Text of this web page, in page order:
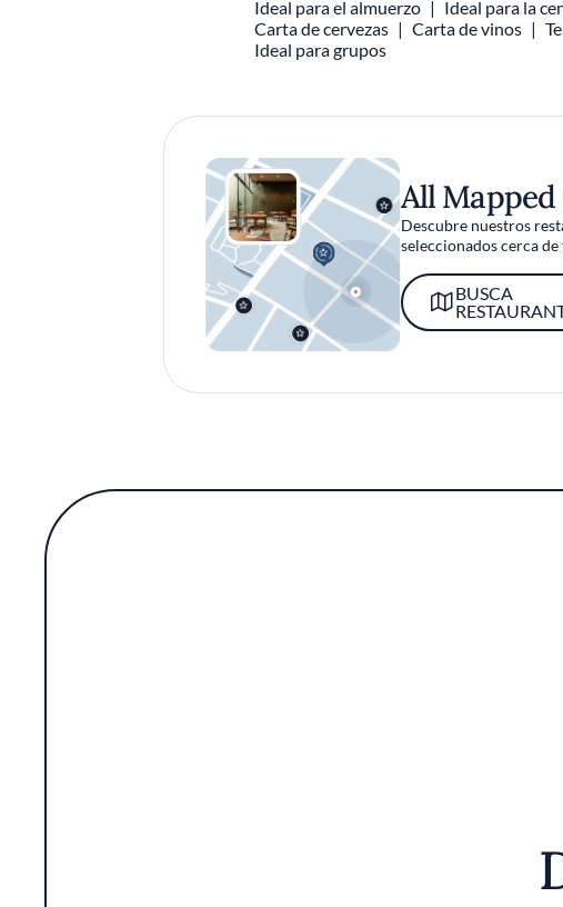
Ideal para el almuerzo
Ideal para la
Carta de cervezas
Carta de vinos
Ideal para grupos
All
Descubre nuestros
seleccionados cerca de
BUSCA